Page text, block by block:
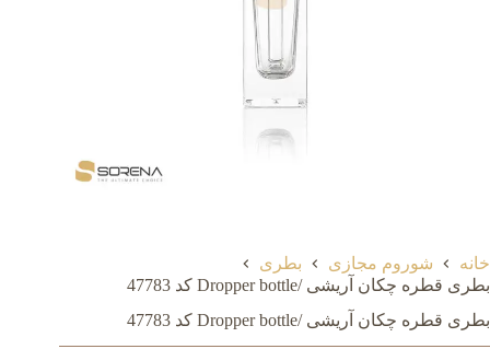
خانه شوروم مجازی
بطری
بطری قطره چکان آریشی /Dropper bottle کد 47783
بطری قطره چکان آریشی /Dropper bottle کد 47783